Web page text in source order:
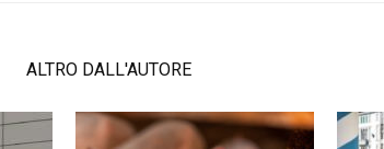
ALTRO DALL'AUTORE